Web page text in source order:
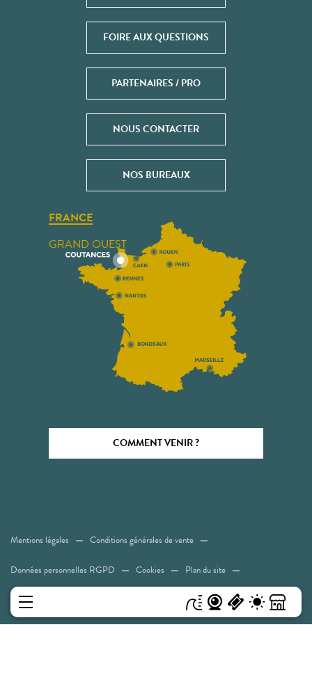
FOIRE AUX QUESTIONS
PARTENAIRES / PRO
NOUS CONTACTER
NOS BUREAUX
FRANCE
GRAND OUEST
COMMENT VENIR ?
Mentions légales Conditions générales de vente
Données personnelles RGPD Cookies Plan du site
Accessibilité: Non conforme